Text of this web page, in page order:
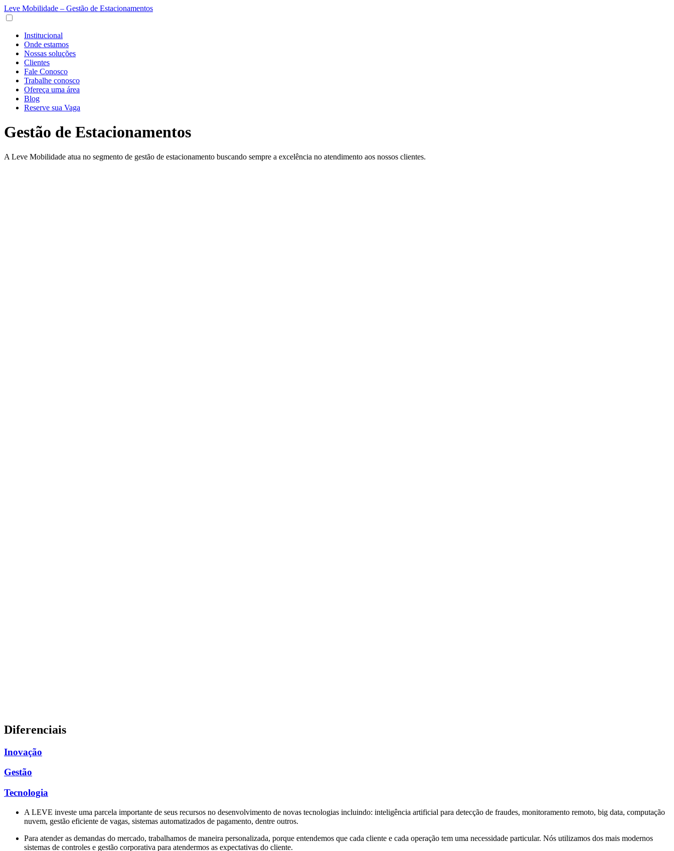
Leve Mobilidade – Gestão de Estacionamentos
Institucional
Onde estamos
Nossas soluções
Clientes
Fale Conosco
Trabalhe conosco
Ofereça uma área
Blog
Reserve sua Vaga
Gestão de Estacionamentos
A Leve Mobilidade atua no segmento de gestão de estacionamento buscando sempre a excelência no atendimento aos nossos clientes.
Diferenciais
Inovação
Gestão
Tecnologia
A LEVE investe uma parcela importante de seus recursos no desenvolvimento de novas tecnologias incluindo: inteligência artificial para detecção de fraudes, monitoramento remoto, big data, computação
nuvem, gestão eficiente de vagas, sistemas automatizados de pagamento, dentre outros.
Para atender as demandas do mercado, trabalhamos de maneira personalizada, porque entendemos que cada cliente e cada operação tem uma necessidade particular. Nós utilizamos dos mais modernos
sistemas de controles e gestão corporativa para atendermos as expectativas do cliente.